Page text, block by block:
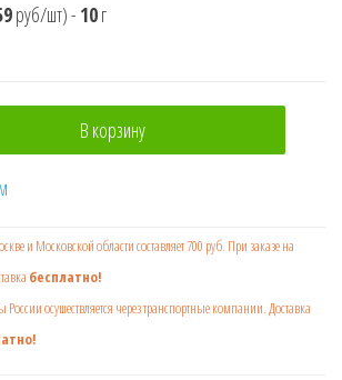
руб/шт)- 10г
LOL 3 SWEET BOX Мармелад с
В корзину
и Московской области составляет 700 руб. При заказе на
бесплатно!
России осушествляется через транспортные компании. Доставка